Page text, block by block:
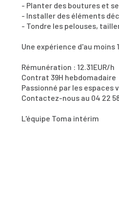
- Planter des boutures et
- Installer des éléments
- Tondre les pelouses,
Une expérience d'au moins
Rémunération : 12.31EUR/h
Contrat 39H hebdomadaire
Passionné par les espaces
Contactez-nous au 04 22
L'équipe Toma intérim